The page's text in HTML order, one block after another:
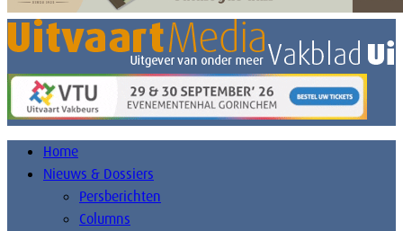
Home
Nieuws & Dossiers
Persberichten
Columns